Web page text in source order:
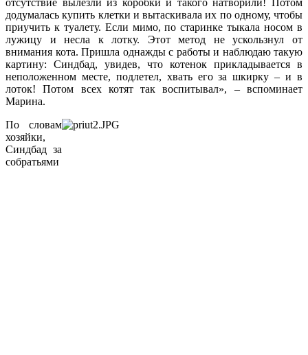
додумалась купить клетки и вытаскивала их по одному, чтобы
приучить к туалету. Если мимо, по старинке тыкала носом в
лужицу и несла к лотку. Этот метод не ускользнул от
внимания кота. Пришла однажды с работы и наблюдаю такую
картину: Синдбад, увидев, что котенок прикладывается в
неположенном месте, подлетел, хвать его за шкирку – и в
лоток! Потом всех котят так воспитывал», – вспоминает
Марина.
По словам
хозяйки,
Синдбад за
собратьями